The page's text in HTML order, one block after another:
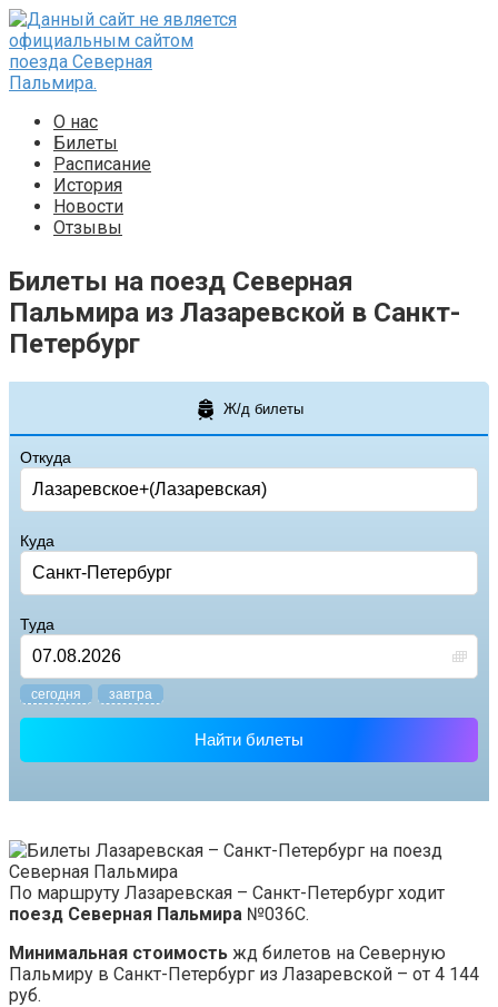
Перейти
к
контенту
О нас
Билеты
Расписание
История
Новости
Отзывы
Билеты на поезд Северная
Пальмира из Лазаревской в Санкт-
Петербург
Ж/д билеты
Откуда
Куда
Туда
завтра
cегодня
Найти билеты
По маршруту Лазаревская – Санкт-Петербург ходит
поезд Северная Пальмира №036С.
Минимальная стоимость жд билетов на Северную
Пальмиру в Санкт-Петербург из Лазаревской – от 4 144
руб.